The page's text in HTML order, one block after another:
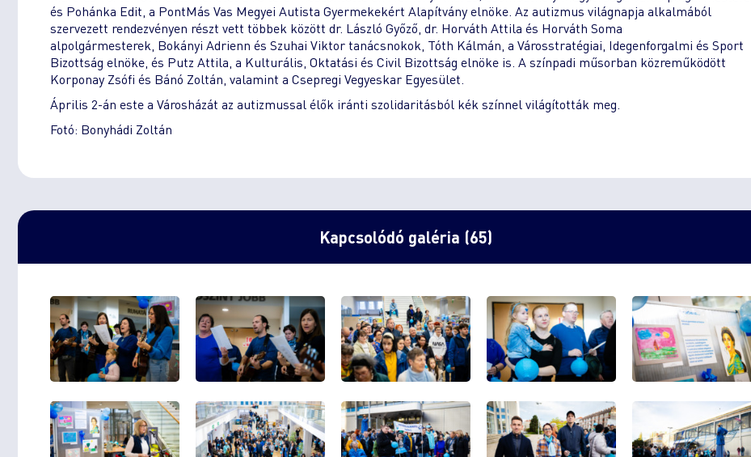
és Pohánka Edit, a PontMás Vas Megyei Autista Gyermekekért Alapítvány elnöke. Az autizmus világnapja alkalmából
szervezett rendezvényen részt vett többek között dr. László Győző, dr. Horváth Attila és Horváth Soma
alpolgármesterek, Bokányi Adrienn és Szuhai Viktor tanácsnokok, Tóth Kálmán, a Városstratégiai, Idegenforgalmi és Sport
Bizottság elnöke, és Putz Attila, a Kulturális, Oktatási és Civil Bizottság elnöke is. A színpadi műsorban közreműködött
Korponay Zsófi és Bánó Zoltán, valamint a Csepregi Vegyeskar Egyesület.
Április 2-án este a Városházát az autizmussal élők iránti szolidaritásból kék színnel világították meg.
Fotó: Bonyhádi Zoltán
Kapcsolódó galéria (65)